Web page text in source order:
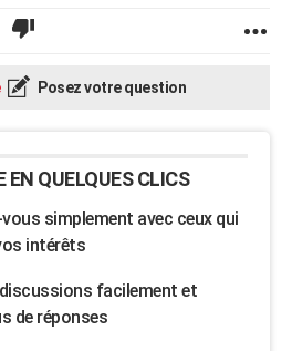
Posez votre question
EN QUELQUES CLICS
simplement avec ceux qui
intérêts
facilement et
de réponses